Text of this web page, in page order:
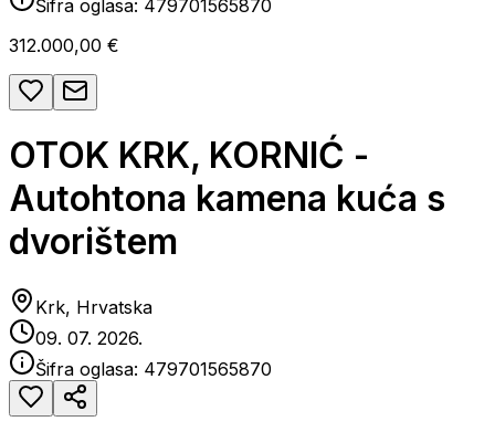
Šifra oglasa: 479701565870
312.000,00 €
OTOK KRK, KORNIĆ -
Autohtona kamena kuća s
dvorištem
Krk, Hrvatska
09. 07. 2026.
Šifra oglasa: 479701565870